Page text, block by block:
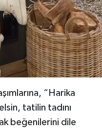
“Harika
tatilin tadını
beğenilerini dile